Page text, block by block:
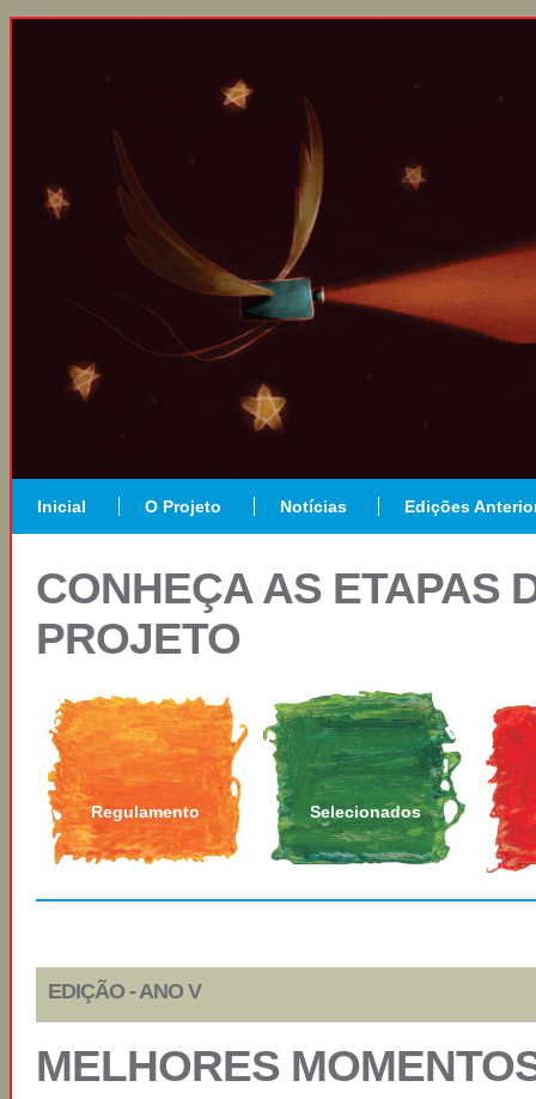
Inicial O Projeto Notícias Edições
CONHEÇA AS ETAPAS
PROJETO
Regulamento Selecionados
EDIÇÃO - ANO V
MELHORES